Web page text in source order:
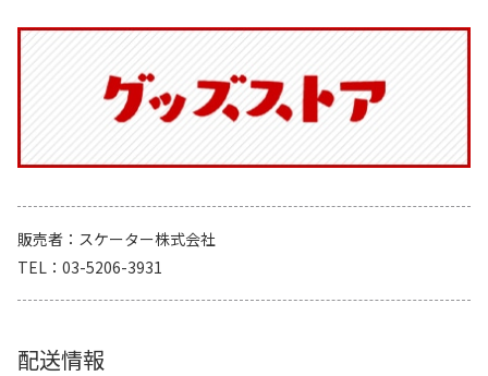
販売者
スケーター株式会社
TEL
03-5206-3931
配送情報